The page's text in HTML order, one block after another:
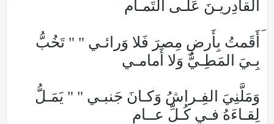
القادِريـنَ عَلـى التَمـام
أَقَمتُ بِأَرضِ مِصرَ فَلا وَرائـي " " تَخُبُّ
بِـيَ المَطِـيُّ وَلا أَمامـي
وَمَلَّنِيَ الفِـراشُ وَكـانَ جَنبـي " " يَمَـلُّ
لِقـاءَهُ فـي كُـلِّ عــام